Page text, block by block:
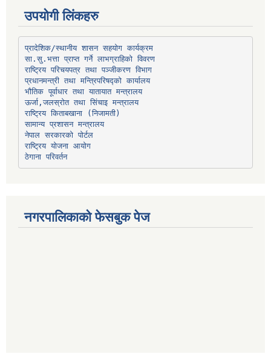
उपयोगी लिंकहरु
प्रादेशिक/स्थानीय शासन सहयोग कार्यक्रम
सा.सु.भत्ता प्राप्त गर्ने लाभग्राहिको विवरण
राष्ट्रिय परिचयपत्र तथा पञ्‍जीकरण विभाग
प्रधानमन्त्री तथा मन्त्रिपरिषद्को कार्यालय
भौतिक पूर्वाधार तथा यातायात मन्त्रालय
ऊर्जा,जलस्रोत तथा सिंचाइ मन्त्रालय
सामान्य प्रशासन मन्त्रालय
नेपाल सरकारको पोर्टल
राष्ट्रिय योजना आयोग
ठेगाना परिवर्तन
नगरपालिकाको फेसबुक पेज